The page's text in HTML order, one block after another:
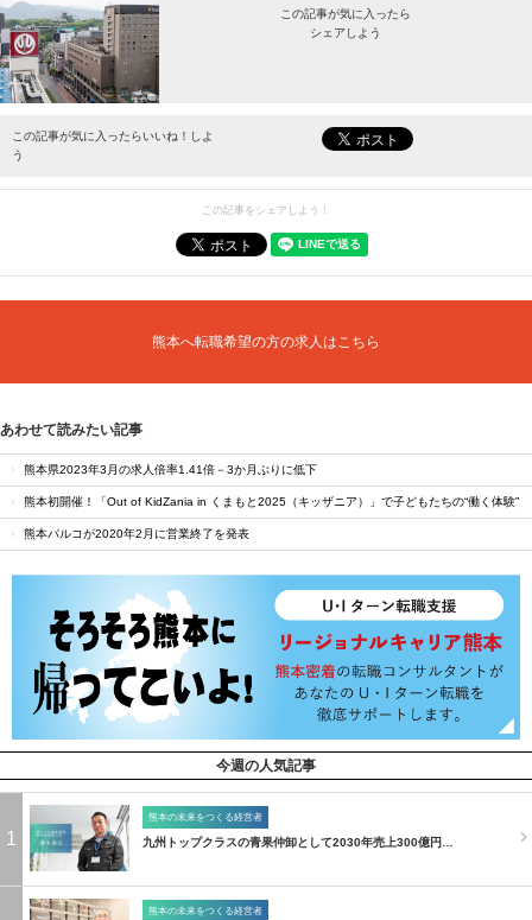
この記事が気に入ったら
シェアしよう
最新情報をお届けします。
この記事が気に入ったらいいね！しよ
う
この記事をシェアしよう！
熊本へ転職希望の方の求人はこちら
あわせて読みたい記事
熊本県2023年3月の求人倍率1.41倍－3か月ぶりに低下
熊本初開催！「Out of KidZania in くまもと2025（キッザニア）」で子どもたちの“働く体験”
熊本パルコが2020年2月に営業終了を発表
今週の人気記事
1
熊本の未来をつくる経営者
九州トップクラスの青果仲卸として2030年売上300億円…
熊本の未来をつくる経営者